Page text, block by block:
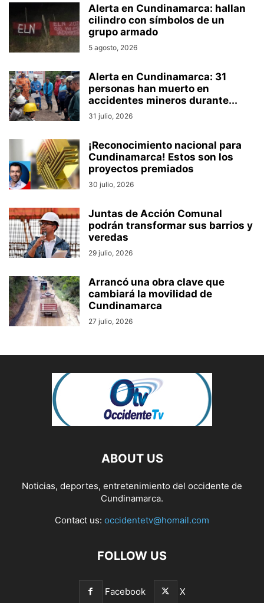
Alerta en Cundinamarca: hallan
cilindro con símbolos de un
grupo armado
5 agosto, 2026
Alerta en Cundinamarca: 31
personas han muerto en
accidentes mineros durante...
31 julio, 2026
¡Reconocimiento nacional para
Cundinamarca! Estos son los
proyectos premiados
30 julio, 2026
Juntas de Acción Comunal
podrán transformar sus barrios y
veredas
29 julio, 2026
Arrancó una obra clave que
cambiará la movilidad de
Cundinamarca
27 julio, 2026
ABOUT US
Noticias, deportes, entretenimiento del occidente de
Cundinamarca.
Contact us: occidentetv@homail.com
FOLLOW US
Facebook X